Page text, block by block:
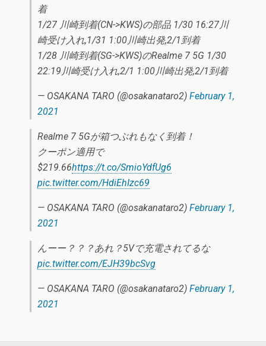
着
1/27 川崎到着(CN->KWS)の部品 1/30 16:27川
崎受け入れ,1/31 1:00川崎出発,2/1到着
1/28 川崎到着(SG->KWS)のRealme 7 5G 1/30
22:19川崎受け入れ,2/1 1:00川崎出発,2/1到着
— OSAKANA TARO (@osakanataro2) February 1,
2021
Realme 7 5Gが箱つぶれもなく到着！
クーポン適用で
$219.66https://t.co/SmioYdfUg6
pic.twitter.com/HdiEhIzc69
— OSAKANA TARO (@osakanataro2) February 1,
2021
んーー？？？あれ？5Vで充電されてるな
pic.twitter.com/EJH39bcSvg
— OSAKANA TARO (@osakanataro2) February 1,
2021